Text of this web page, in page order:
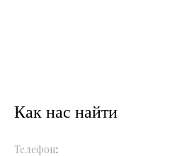
Как нас найти
Телефон: